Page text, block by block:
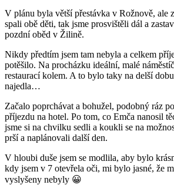
V plánu byla větší přestávka v Rožnově, ale
spali obě děti, tak jsme prosvištěli dál a
pozdní oběd v Žilině.
Nikdy předtím jsem tam nebyla a celkem
potěšilo. Na procházku ideální, malé
restaurací kolem. A to bylo taky na delší
najedla…
Začalo poprchávat a bohužel, podobný ráz
příjezdu na hotel. Po tom, co Emča nanosil
jsme si na chvilku sedli a koukli se na
prší a naplánovali další den.
V hloubi duše jsem se modlila, aby bylo
kdy jsem v 7 otevřela oči, mi bylo jasné, že
vyslyšeny nebyly 😀